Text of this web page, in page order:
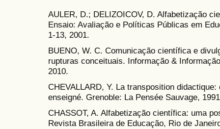
AULER, D.; DELIZOICOV, D. Alfabetização
Ensaio: Avaliação e Políticas Públicas em
1-13, 2001.
BUENO, W. C. Comunicação científica e
rupturas conceituais. Informação &
2010.
CHEVALLARD, Y. La transposition
enseigné. Grenoble: La Pensée Sauvage,
CHASSOT, A. Alfabetização científica: uma
Revista Brasileira de Educação, Rio de